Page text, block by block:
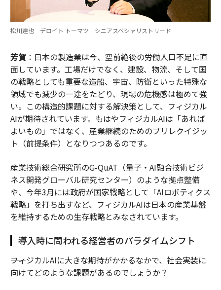
松川達也 デロイト トーマツ シニアスペシャリストリード
芳賀 ：日本の製造業は今、空前絶後の労働人口不足に直
面しています。工場だけでなく、建設、物流、そして国
の戦略としても重要な造船、宇宙、防衛といった特殊な
領域でも減少の一途をたどり、現場の危機感は極めて強
い。この構造的課題に対する解決策として、フィジカル
AIが期待されています。もはやフィジカルAIは「あれば
よいもの」ではなく、産業継続のためのプリレクイジッ
ト（前提条件）となりつつあるのです。
産業技術総合研究所のG-QuAT（量子・AI融合技術ビジ
ネス開発グローバル研究センター）のような拠点整備
や、今年3月には政府が国家戦略として「AIロボティクス
戦略」を打ち出すなど、フィジカルAIは日本の産業基盤
を維持するための生存戦略とみなされています。
導入時に問われる経営者のパラダイムシフト
――フィジカルAIに大きな期待がかかるなかで、社会実装に
向けてどのような課題があるのでしょうか？